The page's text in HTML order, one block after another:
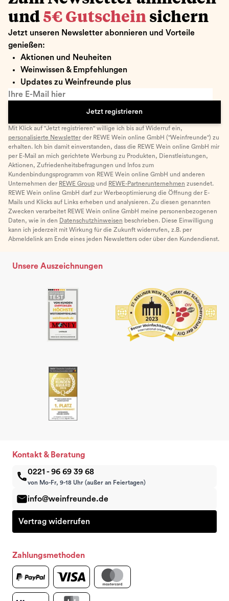
und 5€ Gutschein sichern
Jetzt unseren Newsletter abonnieren und Vorteile
genießen:
Aktionen und Neuheiten
Weinwissen & Empfehlungen
Updates zu Weinfreunde plus
Ihre E-Mail hier
Jetzt registrieren
Mit Klick auf "Jetzt registrieren" willige ich bis auf Widerruf ein,
personalisierte Newsletter der REWE Wein online GmbH ("Weinfreunde") zu
erhalten. Ich bin damit einverstanden, dass die REWE Wein online GmbH mir
per E-Mail an mich gerichtete Werbung zu Produkten, Dienstleistungen,
Aktionen, Zufriedenheitsbefragungen und Infos zum
Kundenbindungsprogramm von REWE Wein online GmbH und anderen
Unternehmen der REWE Group und REWE-Partnerunternehmen zusendet.
REWE Wein online GmbH darf zur Werbeoptimierung die Öffnung der E-
Mails und Klicks auf Links erheben und analysieren. Zu diesen genannten
Zwecken verarbeitet REWE Wein online GmbH meine personenbezogenen
Daten, wie in den Datenschutzhinweisen beschrieben. Diese Einwilligung
kann ich jederzeit mit Wirkung für die Zukunft widerrufen, z.B. per
Abmeldelink am Ende eines jeden Newsletters oder über den Kundendienst.
Unsere Auszeichnungen
Kontakt & Beratung
0221 - 96 69 39 68
von Mo-Fr, 9-18 Uhr (außer an Feiertagen)
info@weinfreunde.de
Vertrag widerrufen
Zahlungsmethoden